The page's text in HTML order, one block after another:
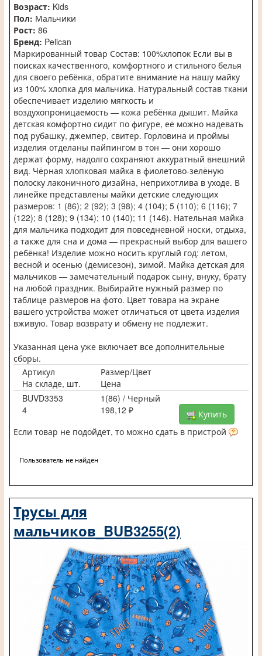
Возраст: Kids
Пол: Мальчики
Рост: 86
Бренд: Pelican
Маркированный товар Состав: 100%хлопок Если вы в
поисках качественного, комфортного и стильного белья
для своего ребёнка, обратите внимание на нашу майку
из 100% хлопка для мальчика. Натуральный состав ткани
обеспечивает изделию мягкость и
воздухопроницаемость — кожа ребёнка дышит. Майка
детская комфортно сидит по фигуре, её можно надевать
под рубашку, джемпер, свитер. Горловина и проймы
изделия отделаны пайпингом в тон — они хорошо
держат форму, надолго сохраняют аккуратный внешний
вид. Чёрная хлопковая майка в фиолетово-зелёную
полоску лаконичного дизайна, неприхотлива в уходе. В
линейке представлены майки детские следующих
размеров: 1 (86); 2 (92); 3 (98); 4 (104); 5 (110); 6 (116); 7
(122); 8 (128); 9 (134); 10 (140); 11 (146). Нательная майка
для мальчика подходит для повседневной носки, отдыха,
а также для сна и дома — прекрасный выбор для вашего
ребёнка! Изделие можно носить круглый год: летом,
весной и осенью (демисезон), зимой. Майка детская для
мальчиков — замечательный подарок сыну, внуку, брату
на любой праздник. Выбирайте нужный размер по
таблице размеров на фото. Цвет товара на экране
вашего устройства может отличаться от цвета изделия
вживую. Товар возврату и обмену не подлежит.
Указанная цена уже включает все дополнительные
сборы.
Артикул
Размер/Цвет
На складе, шт.
Цена
BUVD3353
1(86) / Черный
4
198,12 ₽
Купить
Если товар не подойдет, то можно сдать в пристрой
Пользователь не найден
Трусы для
мальчиков_BUB3255(2)